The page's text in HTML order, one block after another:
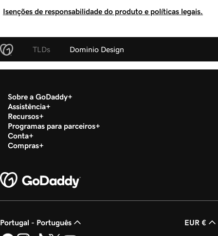
Isenções de responsabilidade do produto e políticas legais.
TLDs Dominio Design
Sobre a GoDaddy
Assistência
Recursos
Programas para parceiros
Conta
Compras
Portugal - Português EUR €